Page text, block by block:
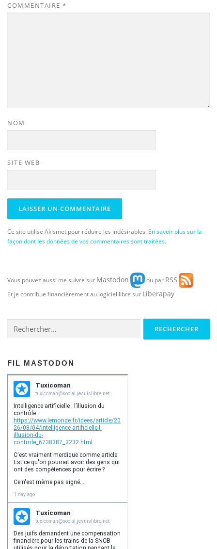
COMMENTAIRE *
NOM
SITE WEB
Ce site utilise Akismet pour réduire les indésirables. En savoir plus sur la
façon dont les données de vos commentaires sont traitées.
Vous pouvez aussi me suivre sur Mastodon ou par RSS
Et je contribue financièrement au logiciel libre sur Liberapay
FIL MASTODON